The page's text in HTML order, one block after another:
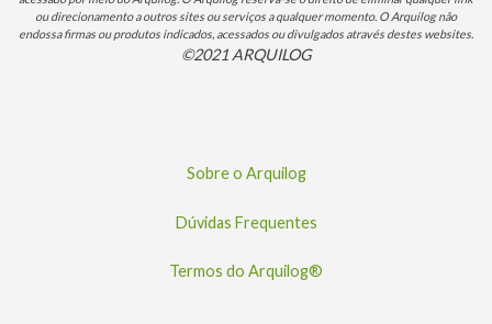
ou direcionamento a outros sites ou serviços a qualquer momento. O Arquilog não
endossa firmas ou produtos indicados, acessados ou divulgados através destes websites.
©2021 ARQUILOG
Sobre o Arquilog
Dúvidas Frequentes
Termos do Arquilog®